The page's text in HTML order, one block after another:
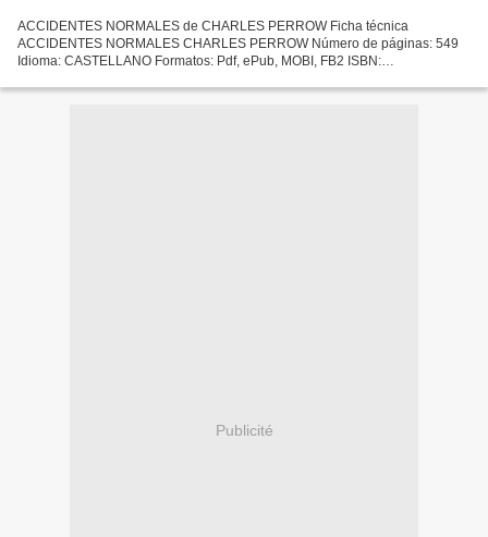
ACCIDENTES NORMALES de CHARLES PERROW Ficha técnica
ACCIDENTES NORMALES CHARLES PERROW Número de páginas: 549
Idioma: CASTELLANO Formatos: Pdf, ePub, MOBI, FB2 ISBN:
Descargar eBook gratis...
Publicité